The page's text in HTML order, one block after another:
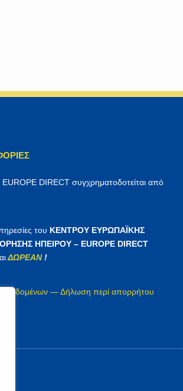
EUROPE DIRECT συγχρηματοδοτείται από
του ΚΕΝΤΡΟΥ ΕΥΡΩΠΑΪΚΗΣ
ΗΠΕΙΡΟΥ – EUROPE DIRECT
ΔΩΡΕΑΝ!
δεδομένων — Δήλωση περί απορρήτου